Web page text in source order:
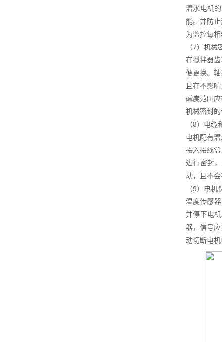
潜水电机
能。并防
为监控每
（7）机械
在搅拌器
便更换。
且在不影
碱度范围
机械密封
（8）电缆
电机配有
接入接线
进行密封
动，且不
（9）电机
温度传感
并停下电
器，信号
动切断电